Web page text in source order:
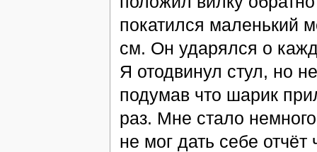
покатился маленький
см. Он ударялся о
Я отодвинул стул, но
подумав что шарик
раз. Мне стало
не мог дать себе